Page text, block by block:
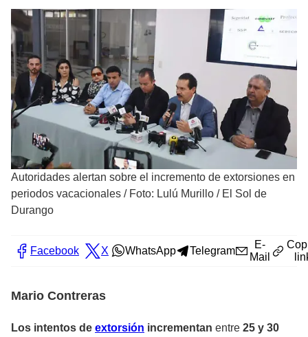
Autoridades alertan sobre el incremento de extorsiones en
periodos vacacionales / Foto: Lulú Murillo / El Sol de
Durango
Facebook X WhatsApp Telegram
E-
Mail
Mario Contreras
Los intentos de extorsión incrementan entre 25 y 30